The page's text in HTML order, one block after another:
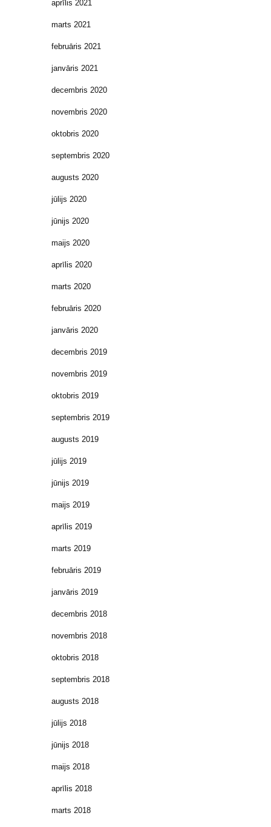
aprīlis 2021
marts 2021
februāris 2021
janvāris 2021
decembris 2020
novembris 2020
oktobris 2020
septembris 2020
augusts 2020
jūlijs 2020
jūnijs 2020
maijs 2020
aprīlis 2020
marts 2020
februāris 2020
janvāris 2020
decembris 2019
novembris 2019
oktobris 2019
septembris 2019
augusts 2019
jūlijs 2019
jūnijs 2019
maijs 2019
aprīlis 2019
marts 2019
februāris 2019
janvāris 2019
decembris 2018
novembris 2018
oktobris 2018
septembris 2018
augusts 2018
jūlijs 2018
jūnijs 2018
maijs 2018
aprīlis 2018
marts 2018